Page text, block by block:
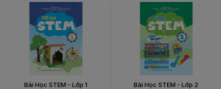
Bài Học STEM - Lớp 1 Bài Học STEM - Lớp 2